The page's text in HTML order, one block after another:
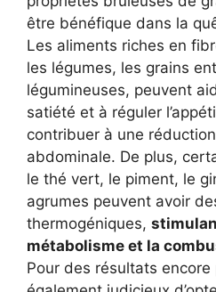
être bénéfique dans la
Les aliments riches en
les légumes, les grains
légumineuses, peuvent
satiété et à réguler
contribuer à une
abdominale. De plus,
le thé vert, le piment, le
agrumes peuvent avoir
thermogéniques,
métabolisme et la
Pour des résultats